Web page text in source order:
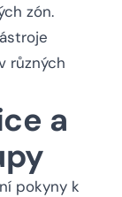
zón.
různých
a
pokyny k